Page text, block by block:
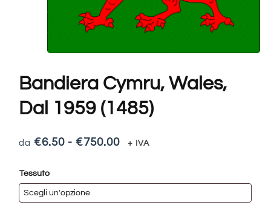
Bandiera Cymru, Wales,
Dal 1959 (1485)
€6.50 - €750.00 + IVA
Tessuto